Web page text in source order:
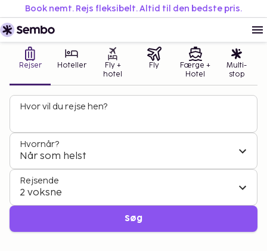
Book nemt. Rejs fleksibelt. Altid til den bedste pris.
Rejser Hoteller
Fly +
hotel
Fly
Færge +
Hotel
Multi-
stop
Hvor vil du rejse hen?
Hvornår?
Når som helst
Rejsende
2 voksne
Søg